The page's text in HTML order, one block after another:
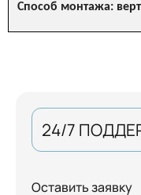
Способ монтажа:
24/7
Оставить заявку